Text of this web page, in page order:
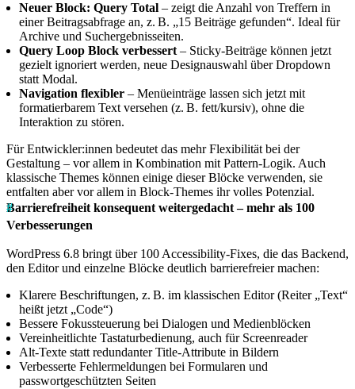
Neuer Block: Query Total – zeigt die Anzahl von Treffern in
einer Beitragsabfrage an, z. B. „15 Beiträge gefunden“. Ideal für
Archive und Suchergebnisseiten.
Query Loop Block verbessert – Sticky-Beiträge können jetzt
gezielt ignoriert werden, neue Designauswahl über Dropdown
statt Modal.
Navigation flexibler – Menüeinträge lassen sich jetzt mit
formatierbarem Text versehen (z. B. fett/kursiv), ohne die
Interaktion zu stören.
Für Entwickler:innen bedeutet das mehr Flexibilität bei der
Gestaltung – vor allem in Kombination mit Pattern-Logik. Auch
klassische Themes können einige dieser Blöcke verwenden, sie
entfalten aber vor allem in Block-Themes ihr volles Potenzial.
Barrierefreiheit konsequent weitergedacht – mehr als 100
Verbesserungen
WordPress 6.8 bringt über 100 Accessibility-Fixes, die das Backend,
den Editor und einzelne Blöcke deutlich barrierefreier machen:
Klarere Beschriftungen, z. B. im klassischen Editor (Reiter „Text“
heißt jetzt „Code“)
Bessere Fokussteuerung bei Dialogen und Medienblöcken
Vereinheitlichte Tastaturbedienung, auch für Screenreader
Alt-Texte statt redundanter Title-Attribute in Bildern
Verbesserte Fehlermeldungen bei Formularen und
passwortgeschützten Seiten